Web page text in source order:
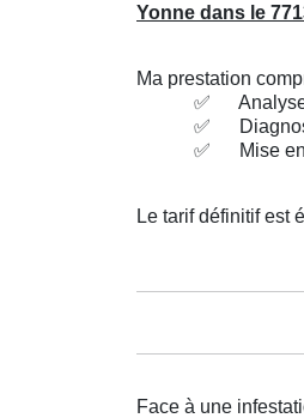
Yonne dans le
Ma prestation
✅
✅
✅
Mise
Le tarif définitif est
Face à une